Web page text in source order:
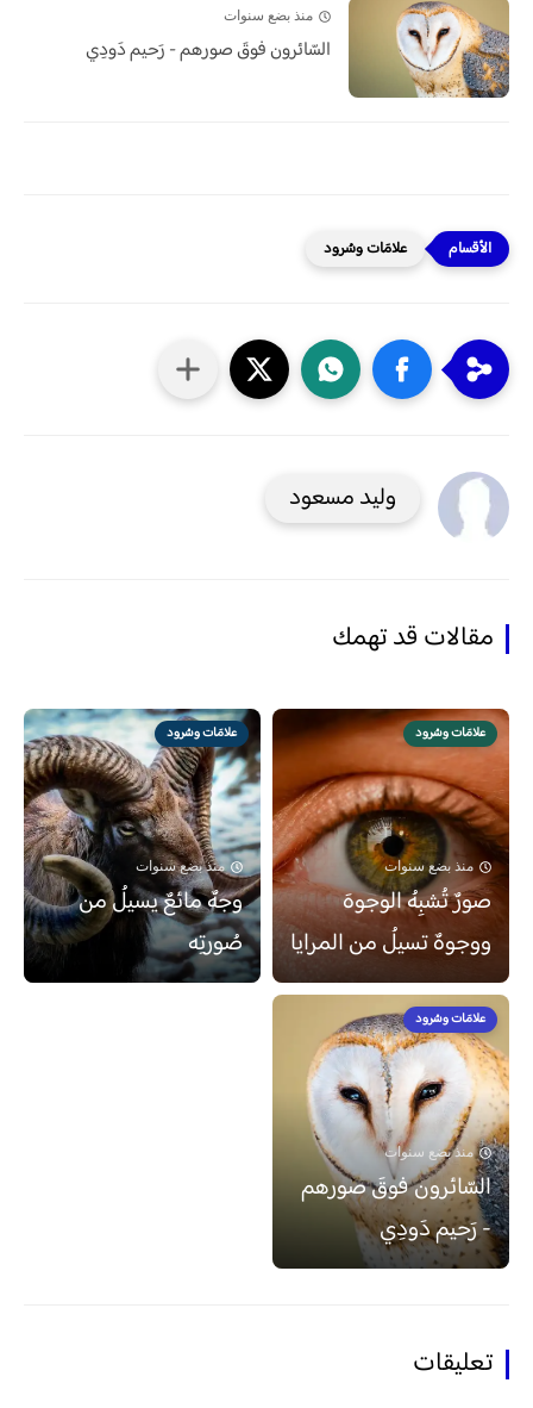
منذ بضع سنوات
السّائرون فوقَ صورهم - رَحيم دَودِي
علامَات وسُرود
وليد مسعود
مقالات قد تهمك
علامَات وسُرود
منذ بضع سنوات
صورٌ تُشبِهُ الوجوهَ
ووجوهٌ تسيلُ من المرايا
علامَات وسُرود
منذ بضع سنوات
وجهٌ مائعٌ يسيلُ من
صُورتِه
علامَات وسُرود
منذ بضع سنوات
السّائرون فوقَ صورهم
- رَحيم دَودِي
تعليقات